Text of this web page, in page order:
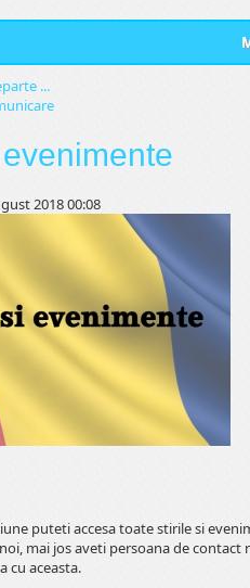
...
2018 00:08
puteti accesa toate stirile si
mai jos aveti persoana de
cu aceasta.